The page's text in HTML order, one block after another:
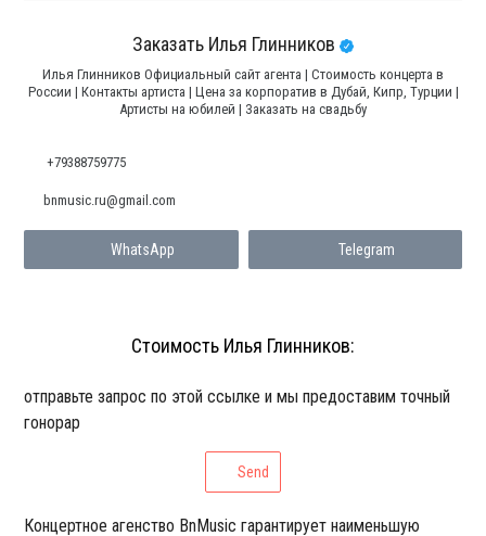
Заказать Илья Глинников
Илья Глинников Официальный сайт агента | Стоимость концерта в
России | Контакты артиста | Цена за корпоратив в Дубай, Кипр, Турции |
Артисты на юбилей | Заказать на свадьбу
+79388759775
WhatsApp Telegram
bnmusic.ru@gmail.com
Стоимость Илья Глинников:
отправьте запрос по этой ссылке и мы предоставим точный
гонорар
Send
Концертное агенство BnMusic гарантирует наименьшую